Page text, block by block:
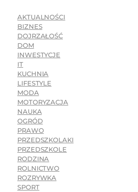
AKTUALNOŚCI
BIZNES
DOJRZAŁOŚĆ
DOM
INWESTYCJE
IT
KUCHNIA
LIFESTYLE
MODA
MOTORYZACJA
NAUKA
OGRÓD
PRAWO
PRZEDSZKOLAKI
PRZEDSZKOLE
RODZINA
ROLNICTWO
ROZRYWKA
SPORT